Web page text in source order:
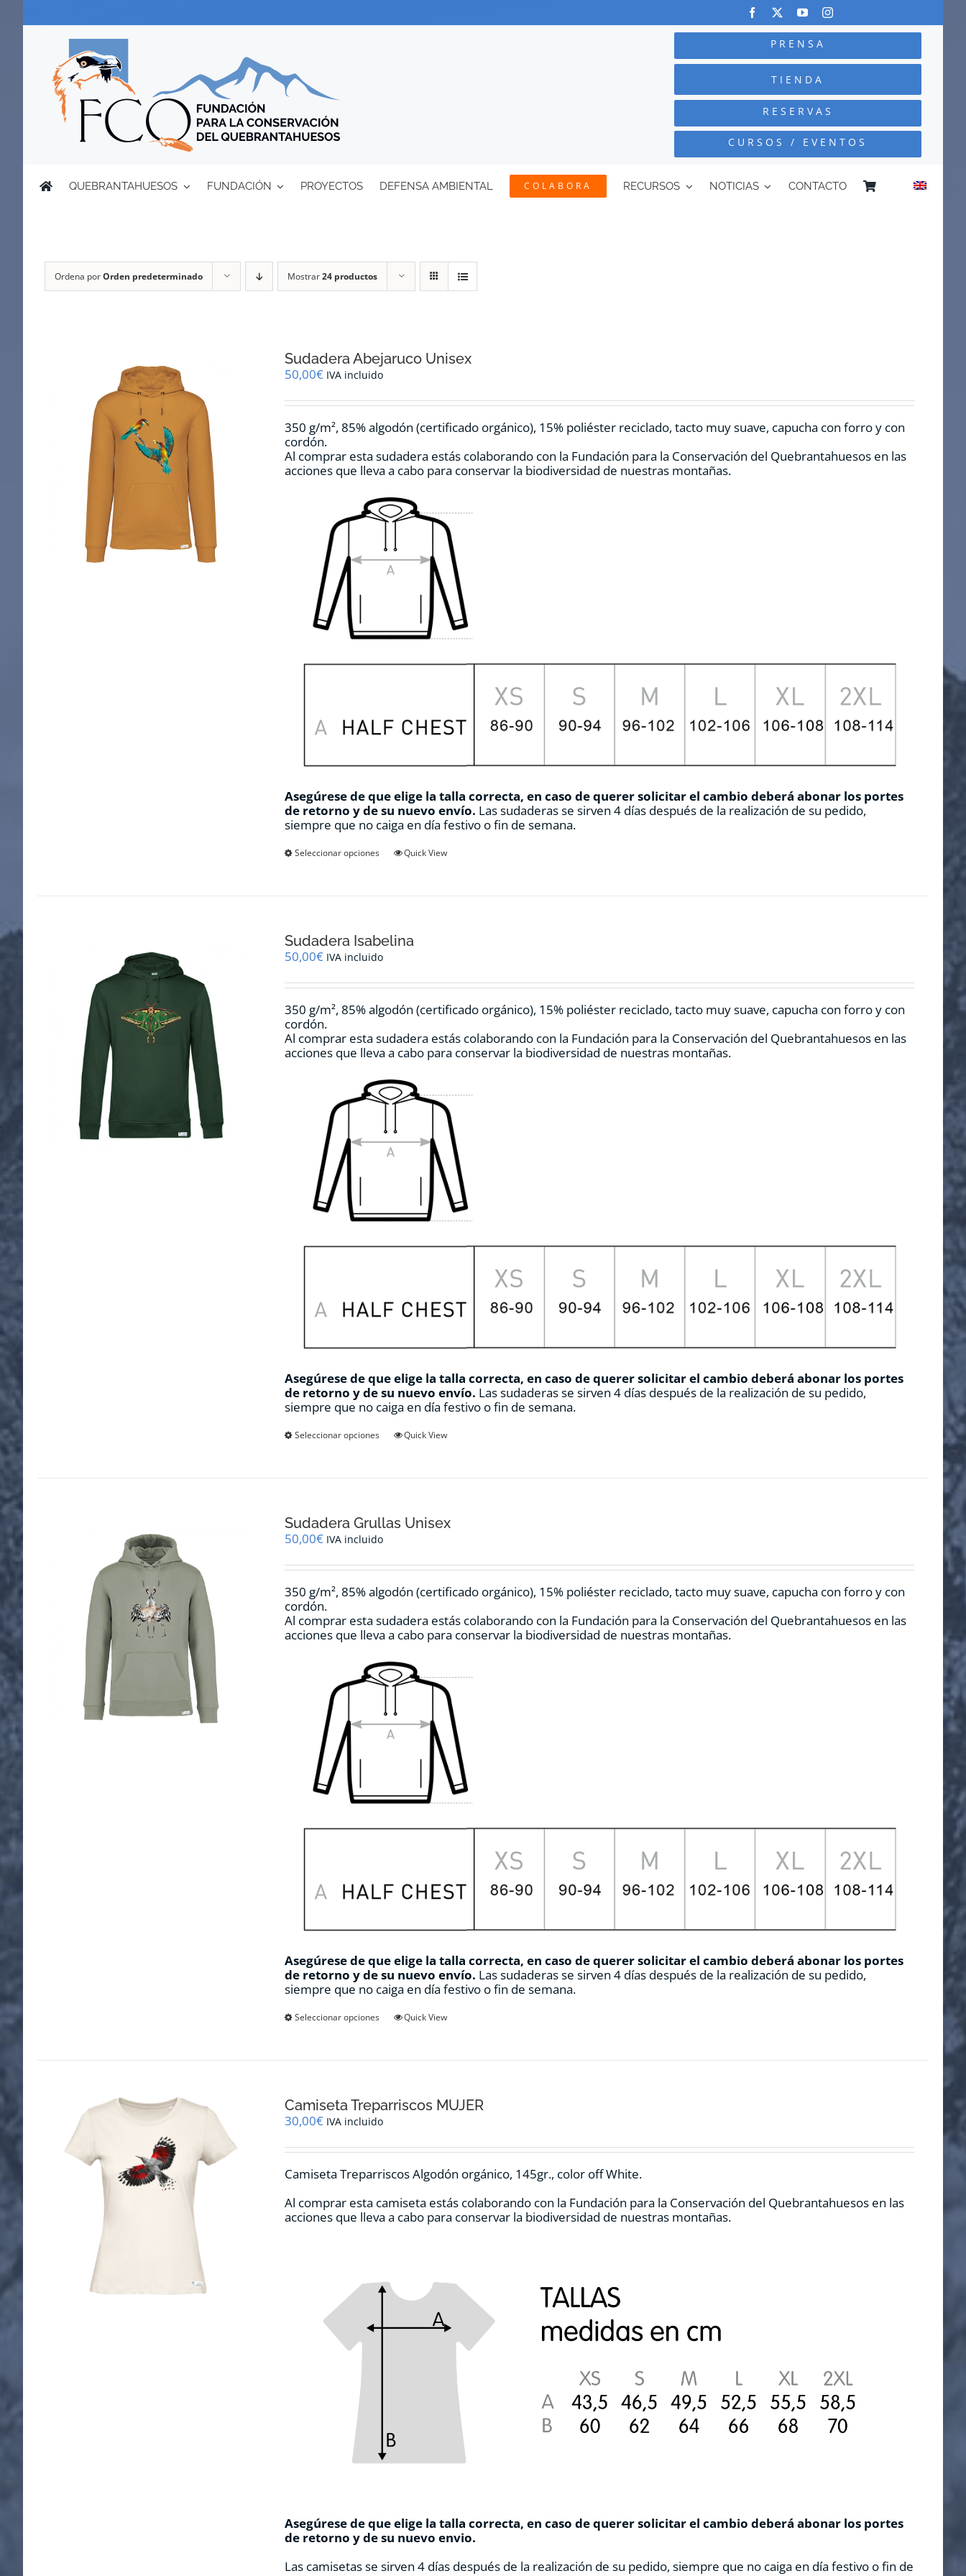
PRENSA
TIENDA
RESERVAS
CURSOS / EVENTOS
QUEBRANTAHUESOS FUNDACIÓN PROYECTOS DEFENSA AMBIENTAL COLABORA RECURSOS NOTICIAS CONTACTO
Ordena porOrden predeterminado Mostrar24 productos
Sudadera Abejaruco Unisex
50,00€ IVA incluido
350 g/m², 85% algodón (certificado orgánico), 15% poliéster reciclado, tacto muy suave, capucha con forro y con
cordón.
Al comprar esta sudadera estás colaborando con la Fundación para la Conservación del Quebrantahuesos en las
acciones que lleva a cabo para conservar la biodiversidad de nuestras montañas.
Asegúrese de que elige la talla correcta, en caso de querer solicitar el cambio deberá abonar los portes
de retorno y de su nuevo envío. Las sudaderas se sirven 4 días después de la realización de su pedido,
siempre que no caiga en día festivo o fin de semana.
Seleccionar opciones
Este
opciones
elegir
la
de
producto
Quick View
Sudadera Isabelina
50,00€ IVA incluido
350 g/m², 85% algodón (certificado orgánico), 15% poliéster reciclado, tacto muy suave, capucha con forro y con
cordón.
Al comprar esta sudadera estás colaborando con la Fundación para la Conservación del Quebrantahuesos en las
acciones que lleva a cabo para conservar la biodiversidad de nuestras montañas.
Asegúrese de que elige la talla correcta, en caso de querer solicitar el cambio deberá abonar los portes
de retorno y de su nuevo envío. Las sudaderas se sirven 4 días después de la realización de su pedido,
siempre que no caiga en día festivo o fin de semana.
Seleccionar opciones
Este
opciones
elegir
la
de
producto
Quick View
Sudadera Grullas Unisex
50,00€ IVA incluido
350 g/m², 85% algodón (certificado orgánico), 15% poliéster reciclado, tacto muy suave, capucha con forro y con
cordón.
Al comprar esta sudadera estás colaborando con la Fundación para la Conservación del Quebrantahuesos en las
acciones que lleva a cabo para conservar la biodiversidad de nuestras montañas.
Asegúrese de que elige la talla correcta, en caso de querer solicitar el cambio deberá abonar los portes
de retorno y de su nuevo envío. Las sudaderas se sirven 4 días después de la realización de su pedido,
siempre que no caiga en día festivo o fin de semana.
Seleccionar opciones
Este
opciones
elegir
la
de
producto
Quick View
Camiseta Treparriscos MUJER
30,00€ IVA incluido
Camiseta Treparriscos Algodón orgánico, 145gr., color off White.
Al comprar esta camiseta estás colaborando con la Fundación para la Conservación del Quebrantahuesos en las
acciones que lleva a cabo para conservar la biodiversidad de nuestras montañas.
Asegúrese de que elige la talla correcta, en caso de querer solicitar el cambio deberá abonar los portes
de retorno y de su nuevo envio.
Las camisetas se sirven 4 días después de la realización de su pedido, siempre que no caiga en día festivo o fin de